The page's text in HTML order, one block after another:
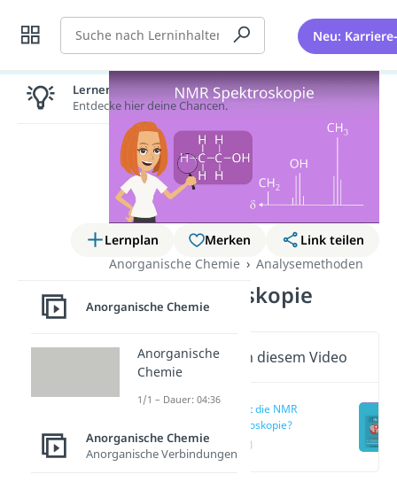
Suche Neu:
Lernplan Merken
Link teilen
Anorganische Chemie
Analysemethoden
NMR Spektroskopie
Wichtige Inhalte in diesem Video
Was ist die NMR
Spektroskopie?
(00:15)
Lernen lohnt sich!
Entdecke hier deine Chancen.
Anorganische Chemie
Anorganische
Chemie
1/1 – Dauer: 04:36
Anorganische Chemie
Anorganische Verbindungen